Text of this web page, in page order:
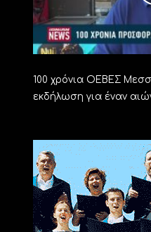
100 χρόνια ΟΕΒΕΣ
εκδήλωση για έναν